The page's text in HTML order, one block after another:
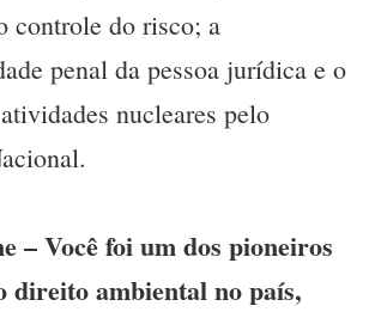
controle do risco; a
penal da pessoa jurídica e o
nucleares pelo
– Você foi um dos pioneiros
direito ambiental no país,